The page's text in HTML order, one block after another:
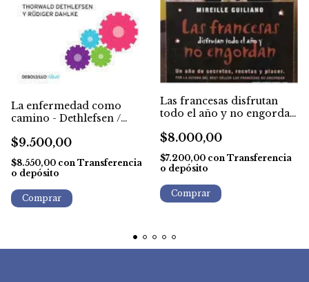
La enfermedad como
camino - Dethlefsen /
$9.500,00
$8.550,00 con Transferencia
o depósito
Las francesas disfrutan
todo el año y no engordan
$8.000,00
$7.200,00 con Transferencia
o depósito